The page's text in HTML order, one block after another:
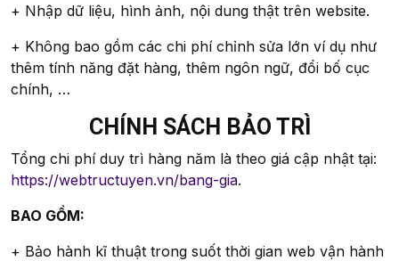
+ Nhập dữ liệu, hình ảnh, nội dung thật trên website.
+ Không bao gồm các chi phí chỉnh sửa lớn ví dụ như
thêm tính năng đặt hàng, thêm ngôn ngữ, đổi bố cục
chính, …
CHÍNH SÁCH BẢO TRÌ
Tổng chi phí duy trì hàng năm là theo giá cập nhật tại:
https://webtructuyen.vn/bang-gia.
BAO GỒM:
+ Bảo hành kĩ thuật trong suốt thời gian web vận hành